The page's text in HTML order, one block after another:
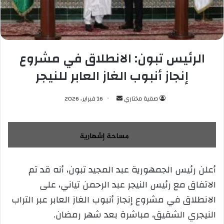
الرئيس تبون: الانطلاق في مشروع
إنجاز أنبوب الغاز العابر للنيجر
صفية مختاري
س
ل
ب
ي
د
ل
16 فبراير، 2026
أعلن رئيس الجمهورية عبد المجيد تبون، أنه قد تم
الاتفاق مع رئيس النيجر عبد الرحمن تياني، على
الانطلاق في مشروع إنجاز أنبوب الغاز العابر عبر التراب
النيجري الشقيق، مباشرة بعد شهر رمضان.